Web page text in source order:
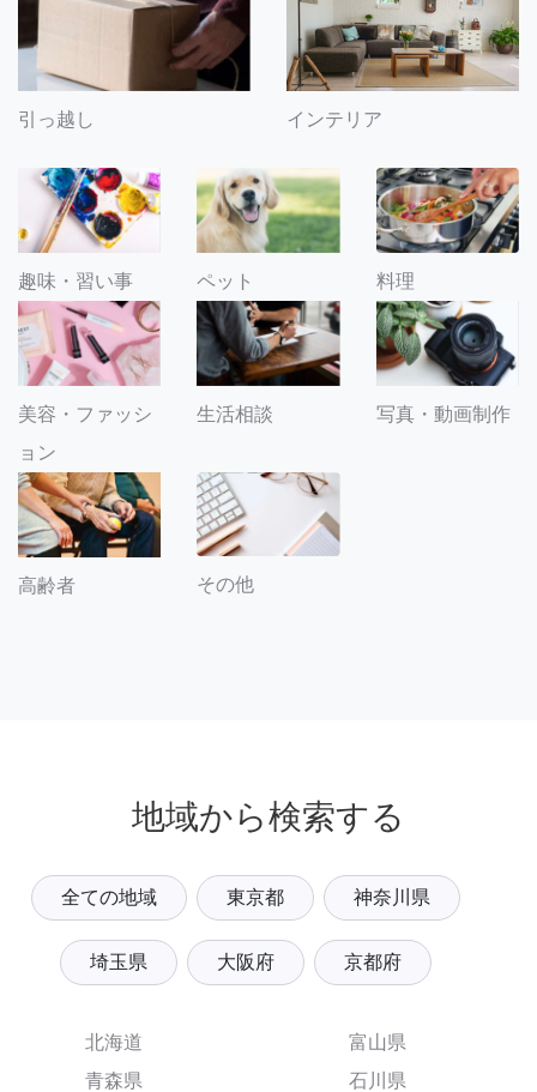
引っ越し インテリア
趣味・習い事 ペット 料理
美容・ファッシ
ョン
生活相談 写真・動画制作
高齢者 その他
地域から検索する
全ての地域 東京都 神奈川県
埼玉県 大阪府 京都府
北海道
青森県
富山県
石川県